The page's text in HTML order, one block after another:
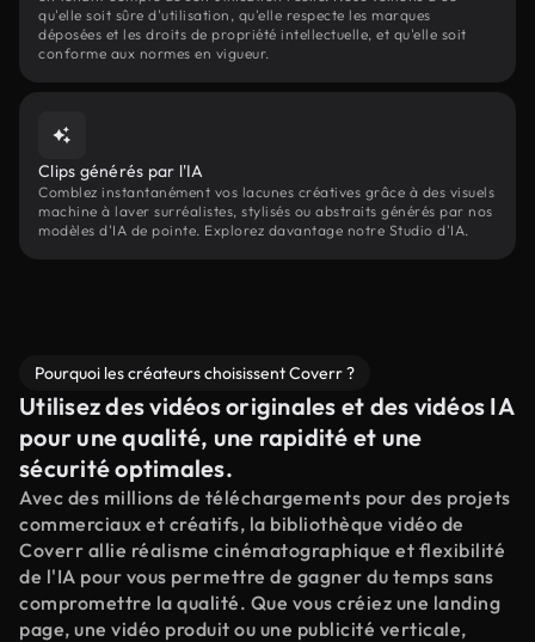
qu'elle soit sûre d'utilisation, qu'elle respecte les marques
déposées et les droits de propriété intellectuelle, et qu'elle soit
conforme aux normes en vigueur.
Clips générés par l'IA
Comblez instantanément vos lacunes créatives grâce à des visuels
machine à laver surréalistes, stylisés ou abstraits générés par nos
modèles d'IA de pointe. Explorez davantage notre Studio d'IA.
Pourquoi les créateurs choisissent Coverr ?
Utilisez des vidéos originales et des vidéos IA
pour une qualité, une rapidité et une
sécurité optimales.
Avec des millions de téléchargements pour des projets
commerciaux et créatifs, la bibliothèque vidéo de
Coverr allie réalisme cinématographique et flexibilité
de l'IA pour vous permettre de gagner du temps sans
compromettre la qualité. Que vous créiez une landing
page, une vidéo produit ou une publicité verticale,